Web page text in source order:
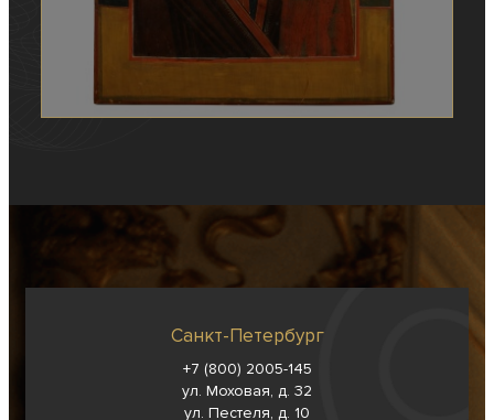
Санкт-Петербург
+7 (800) 2005-145
ул. Моховая, д. 32
ул. Пестеля, д. 10